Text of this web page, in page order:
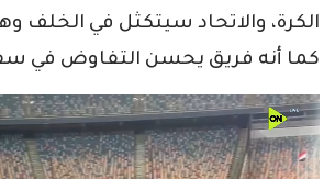
الكرة، والاتحاد سيتكثل في الخلف
كما أنه فريق يحسن التفاوض في
مشغل
الفيديو